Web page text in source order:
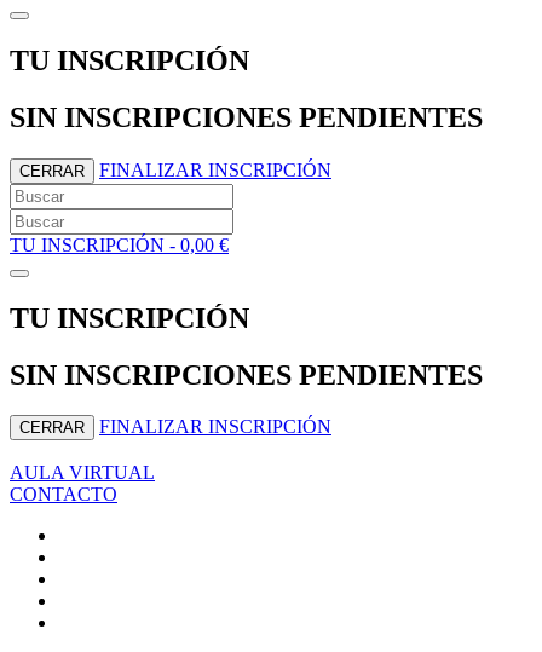
TU INSCRIPCIÓN
SIN INSCRIPCIONES PENDIENTES
CERRAR FINALIZAR INSCRIPCIÓN
TU INSCRIPCIÓN - 0,00 €
TU INSCRIPCIÓN
SIN INSCRIPCIONES PENDIENTES
CERRAR FINALIZAR INSCRIPCIÓN
AULA VIRTUAL
CONTACTO